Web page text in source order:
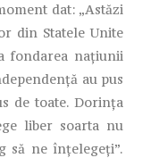
dat: „Astăzi
din Statele Unite
fondarea națiunii
au pus
de toate. Dorința
liber soarta nu
să ne înțelegeți”.